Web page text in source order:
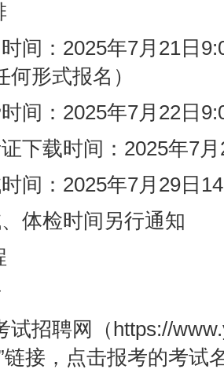
时间：2025年7月21日
形式报名）
时间：2025年7月22日
证下载时间：2025年7
时间：2025年7月29日
、体检时间另行通知
试招聘网（https://
链接，点击报考的考试